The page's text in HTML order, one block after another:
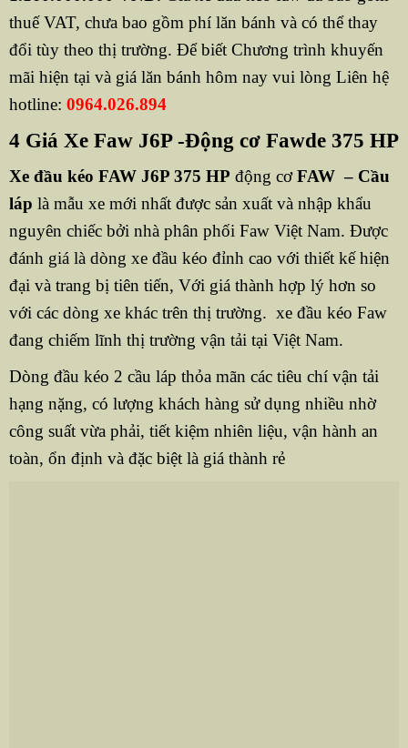
thuế VAT, chưa bao gồm phí lăn bánh và có thể thay
đổi tùy theo thị trường. Để biết Chương trình khuyến
mãi hiện tại và giá lăn bánh hôm nay vui lòng Liên hệ
hotline: 0964.026.894
4 Giá Xe Faw J6P -Động cơ Fawde 375 HP
Xe đầu kéo FAW J6P 375 HP động cơFAW – Cầu
láp là mẫu xe mới nhất được sản xuất và nhập khẩu
nguyên chiếc bởi nhà phân phối Faw Việt Nam. Được
đánh giá là dòng xe đầu kéo đỉnh cao với thiết kế hiện
đại và trang bị tiên tiến, Với giá thành hợp lý hơn so
với các dòng xe khác trên thị trường. xe đầu kéo Faw
đang chiếm lĩnh thị trường vận tải tại Việt Nam.
Dòng đầu kéo 2 cầu láp thỏa mãn các tiêu chí vận tải
hạng nặng, có lượng khách hàng sử dụng nhiều nhờ
công suất vừa phải, tiết kiệm nhiên liệu, vận hành an
toàn, ổn định và đặc biệt là giá thành rẻ